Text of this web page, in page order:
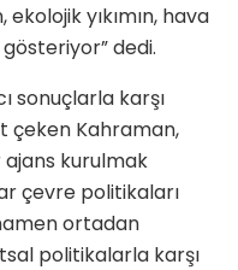
ekolojik yıkımın, hava
dedi.
sonuçlarla karşı
çeken Kahraman,
ajans kurulmak
çevre politikaları
ortadan
politikalarla karşı